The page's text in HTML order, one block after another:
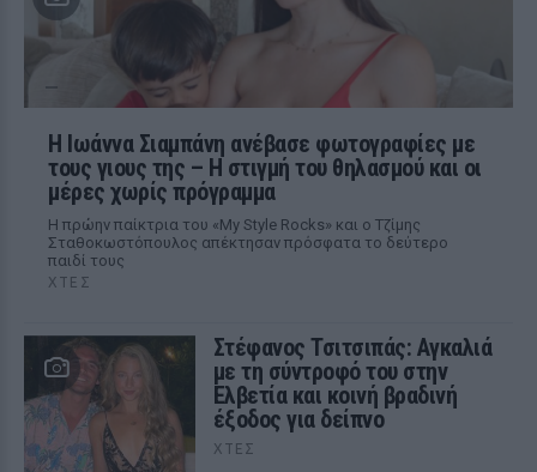
H Ιωάννα Σιαμπάνη ανέβασε φωτογραφίες με
τους γιους της – Η στιγμή του θηλασμού και οι
μέρες χωρίς πρόγραμμα
Η πρώην παίκτρια του «My Style Rocks» και ο Τζίμης
Σταθοκωστόπουλος απέκτησαν πρόσφατα το δεύτερο
παιδί τους
ΧΤΕΣ
Στέφανος Τσιτσιπάς: Αγκαλιά
με τη σύντροφό του στην
Ελβετία και κοινή βραδινή
έξοδος για δείπνο
ΧΤΕΣ